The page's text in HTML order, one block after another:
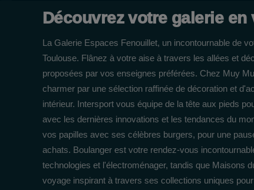
Découvrez votre galerie en
La Galerie Espaces Fenouillet, un incontournable de
Toulouse. Flânez à votre aise à travers les allées et
proposées par vos enseignes préférées. Chez Muy
charmer par une sélection raffinée de décoration et
intérieur. Intersport vous équipe de la tête aux pieds
avec les dernières innovations et les tendances du
vos papilles avec ses célèbres burgers, pour une
achats. Boulanger est votre rendez-vous
technologies et l'électroménager, tandis que Maisons
voyage inspirant à travers ses collections uniques